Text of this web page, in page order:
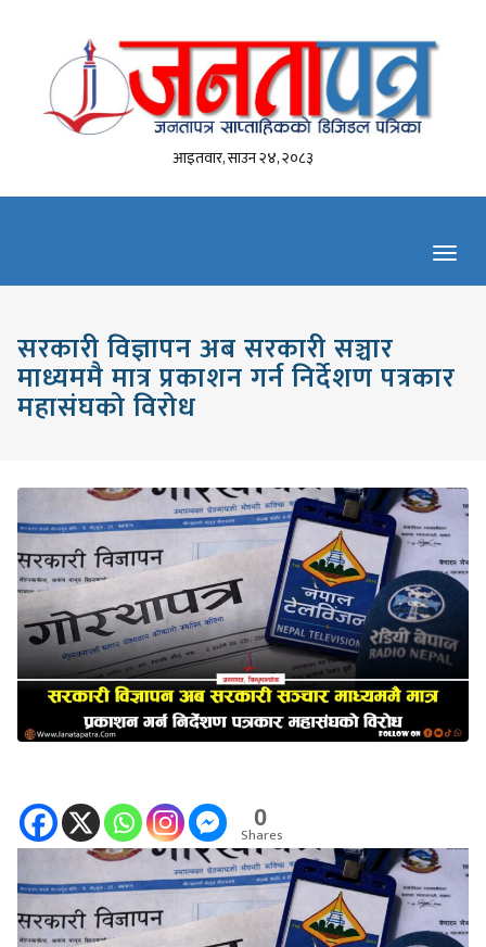
आइतवार, साउन २४, २०८३
सरकारी विज्ञापन अब सरकारी सञ्चार
माध्यममै मात्र प्रकाशन गर्न निर्देशण पत्रकार
महासंघको विरोध
0
Shares